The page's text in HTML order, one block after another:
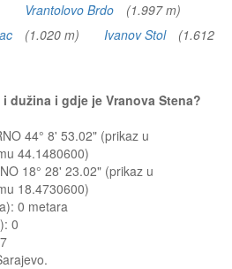
Vrantolovo Brdo
(1.997 m)
(1.020 m) Ivanov Stol
(1.612
dužina i gdje je Vranova Stena?
44° 8' 53.02" (prikaz u
44.1480600)
18° 28' 23.02" (prikaz u
18.4730600)
0 metara
0